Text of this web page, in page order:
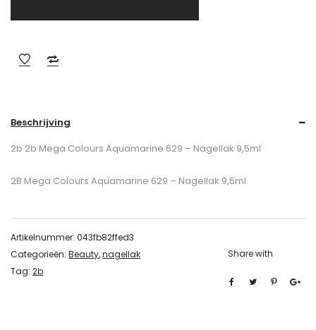
Beschrijving
2b 2b Mega Colours Aquamarine 629 – Nagellak 9,5ml
2B Mega Colours Aquamarine 629 – Nagellak 9,5ml
Artikelnummer: 043fb82ffed3
Categorieën: Beauty,nagellak
Tag: 2b
Share with